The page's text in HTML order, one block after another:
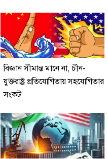
বিজ্ঞান সীমান্ত মানে না, চীন-
যুক্তরাষ্ট্র প্রতিযোগিতায় সহযোগিতার
সংকট